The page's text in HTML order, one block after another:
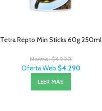
Tetra Repto Min Sticks 60g 250ml
Normal$4.990
Oferta Web $4.290
LEER MÁS